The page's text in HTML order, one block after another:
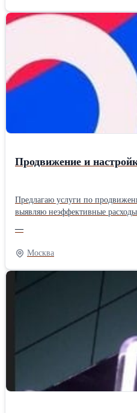
Продвижение и
Предлагаю услуги по продвижению
выявляю неэффективные
—
Москва